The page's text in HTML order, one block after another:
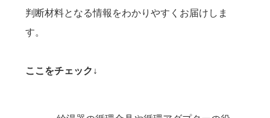
判断材料となる情報をわかりやすくお届けしま
す。
ここをチェック↓